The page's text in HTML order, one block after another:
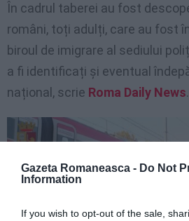
Gazeta Romaneasca - Do Not
Information
If you wish to opt-out of the sale,
În cadrul taberei au fost
români, toți adulți, care au fost
biroul de imigrare al sediului
a fi identificați și eventual
național, scrie Roma Daily News.